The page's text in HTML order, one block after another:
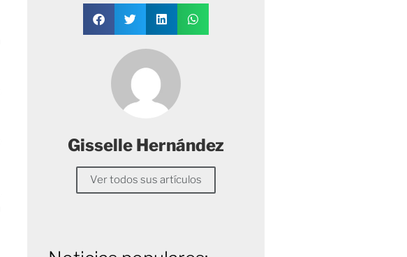
Gisselle Hernández
Ver todos sus artículos